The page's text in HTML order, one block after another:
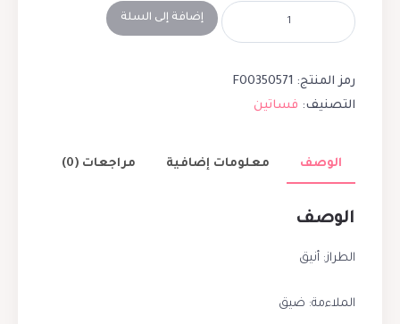
إضافة إلى السلة
رمز المنتج: F00350571
التصنيف: فساتين
الوصف معلومات إضافية مراجعات (0)
الوصف
الطراز: أنيق
الملاءمة: ضيق